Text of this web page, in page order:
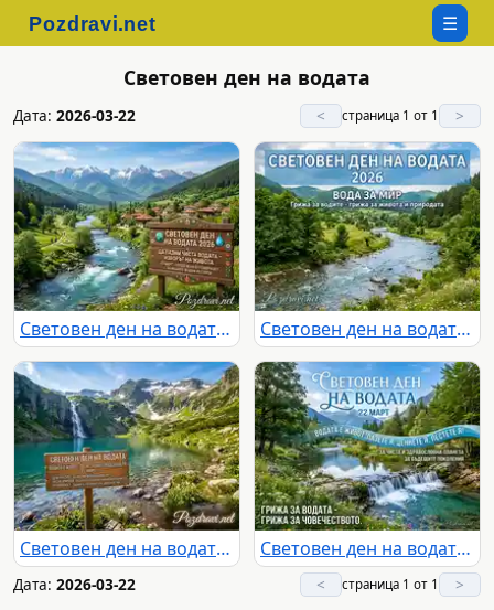
☰
Световен ден на водата
Дата: 2026-03-22 < страница 1 от 1 >
Световен ден на водата 2026: Красив планински пейзаж с река и послание за опазване на водните ресурси. Световен ден на водата 2026: Вода за мир. Картичка с река и природа.
Световен ден на водата: Красиво планинско езеро с водопад и послание за опазване на ценния ресурс на 22 март. Световен ден на водата: Красива планинска река с водопад и послания за опазване на водните ресурси.
Дата: 2026-03-22 < страница 1 от 1 >